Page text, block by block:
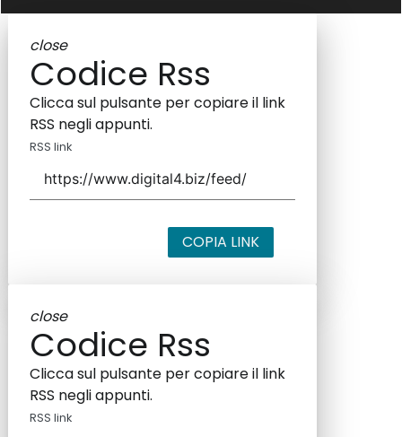
close
Codice Rss
Clicca sul pulsante per copiare il link
RSS negli appunti.
RSS link
COPIA LINK
close
Codice Rss
Clicca sul pulsante per copiare il link
RSS negli appunti.
RSS link